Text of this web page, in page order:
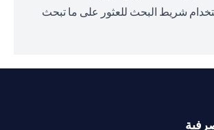
شريط البحث للعثور على ما تبحث